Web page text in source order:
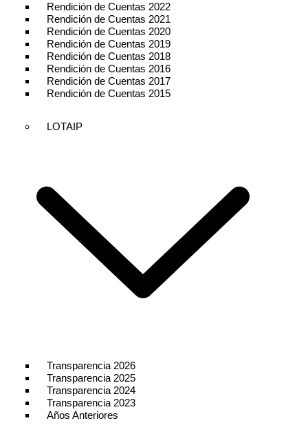
Rendición de Cuentas 2022
Rendición de Cuentas 2021
Rendición de Cuentas 2020
Rendición de Cuentas 2019
Rendición de Cuentas 2018
Rendición de Cuentas 2016
Rendición de Cuentas 2017
Rendición de Cuentas 2015
LOTAIP
Transparencia 2026
Transparencia 2025
Transparencia 2024
Transparencia 2023
Años Anteriores